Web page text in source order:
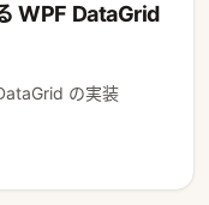
WPF DataGrid
の実装